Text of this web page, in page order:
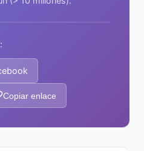
Copiar enlace